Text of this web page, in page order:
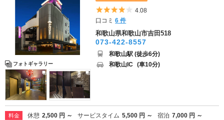
フォトギャラリー
5つ星のうち4
4.08
口コミ6 件
和歌山県和歌山市吉田518
073-422-8557
和歌山駅 (徒歩6分)
和歌山IC (車10分)
料金 休憩 2,500 円 ～ サービスタイム 5,500 円 ～ 宿泊 7,000 円 ～